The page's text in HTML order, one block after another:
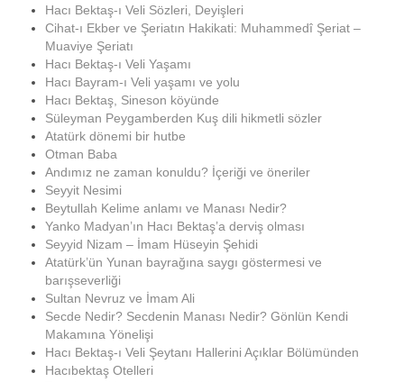
Hacı Bektaş-ı Veli Sözleri, Deyişleri
Cihat-ı Ekber ve Şeriatın Hakikati: Muhammedî Şeriat –
Muaviye Şeriatı
Hacı Bektaş-ı Veli Yaşamı
Hacı Bayram-ı Veli yaşamı ve yolu
Hacı Bektaş, Sineson köyünde
Süleyman Peygamberden Kuş dili hikmetli sözler
Atatürk dönemi bir hutbe
Otman Baba
Andımız ne zaman konuldu? İçeriği ve öneriler
Seyyit Nesimi
Beytullah Kelime anlamı ve Manası Nedir?
Yanko Madyan’ın Hacı Bektaş’a derviş olması
Seyyid Nizam – İmam Hüseyin Şehidi
Atatürk’ün Yunan bayrağına saygı göstermesi ve
barışseverliği
Sultan Nevruz ve İmam Ali
Secde Nedir? Secdenin Manası Nedir? Gönlün Kendi
Makamına Yönelişi
Hacı Bektaş-ı Veli Şeytanı Hallerini Açıklar Bölümünden
Hacıbektaş Otelleri